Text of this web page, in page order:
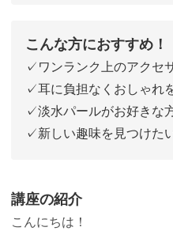
こんな方におすすめ！
✓ワンランク上のアクセ
✓耳に負担なくおしゃれ
✓淡水パールがお好きな
✓新しい趣味を見つけた
講座の紹介
こんにちは！